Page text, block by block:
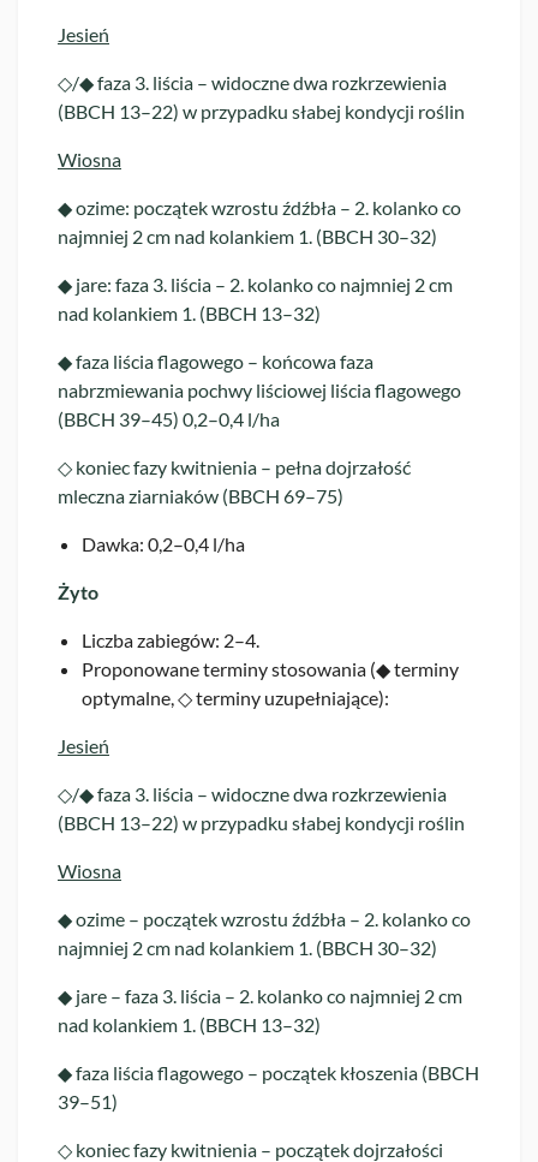
Jesień
◇/◆ faza 3. liścia – widoczne dwa rozkrzewienia
(BBCH 13–22) w przypadku słabej kondycji roślin
Wiosna
◆ ozime: początek wzrostu źdźbła – 2. kolanko co
najmniej 2 cm nad kolankiem 1. (BBCH 30–32)
◆ jare: faza 3. liścia – 2. kolanko co najmniej 2 cm
nad kolankiem 1. (BBCH 13–32)
◆ faza liścia flagowego – końcowa faza
nabrzmiewania pochwy liściowej liścia flagowego
(BBCH 39–45) 0,2–0,4 l/ha
◇ koniec fazy kwitnienia – pełna dojrzałość
mleczna ziarniaków (BBCH 69–75)
Dawka: 0,2–0,4 l/ha
Żyto
Liczba zabiegów: 2–4.
Proponowane terminy stosowania (◆ terminy
optymalne, ◇ terminy uzupełniające):
Jesień
◇/◆ faza 3. liścia – widoczne dwa rozkrzewienia
(BBCH 13–22) w przypadku słabej kondycji roślin
Wiosna
◆ ozime – początek wzrostu źdźbła – 2. kolanko co
najmniej 2 cm nad kolankiem 1. (BBCH 30–32)
◆ jare – faza 3. liścia – 2. kolanko co najmniej 2 cm
nad kolankiem 1. (BBCH 13–32)
◆ faza liścia flagowego – początek kłoszenia (BBCH
39–51)
◇ koniec fazy kwitnienia – początek dojrzałości